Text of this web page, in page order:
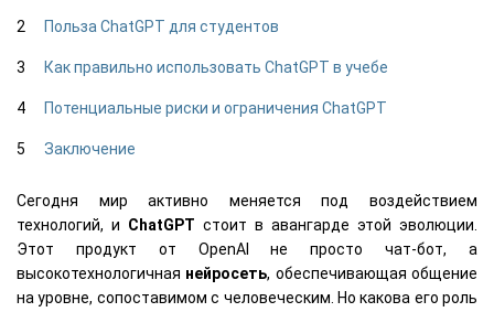
Польза ChatGPT для студентов
Как правильно использовать ChatGPT в учебе
Потенциальные риски и ограничения ChatGPT
Заключение
Сегодня мир активно меняется под воздействием
технологий, и ChatGPT стоит в авангарде этой эволюции.
Этот продукт от OpenAI не просто чат-бот, а
высокотехнологичная нейросеть, обеспечивающая общение
на уровне, сопоставимом с человеческим. Но какова его роль